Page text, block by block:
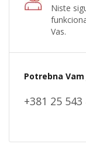
Niste
Vas.
Potrebna Vam
+381 25 543